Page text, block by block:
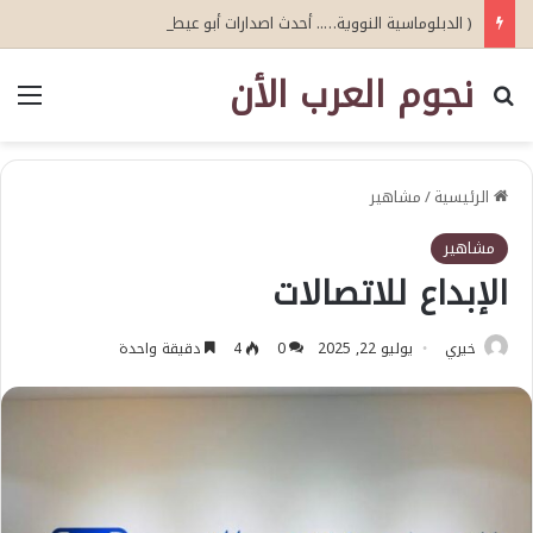
( الدبلوماسية النووية….. أحدث اصدارات أبو عيطة )
نجوم العرب الأن
بحث عن
الرئيسية/مشاهير
مشاهير
الإبداع للاتصالات
خيري يوليو 22, 2025 0
4 دقيقة واحدة